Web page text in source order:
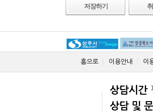
저장하기
홈으로 이용안내 이
상담시간
상담 및